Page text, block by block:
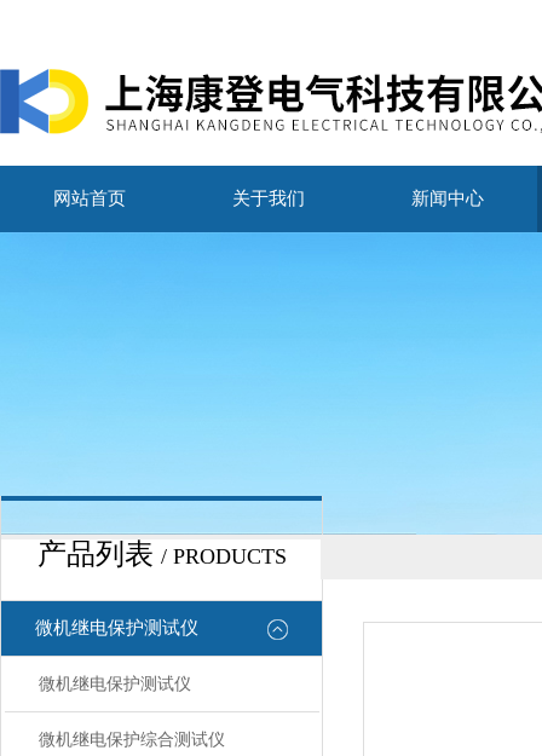
网站首页 关于我们 新闻中心
产品列表 / PRODUCTS
微机继电保护测试仪
微机继电保护测试仪
微机继电保护综合测试仪